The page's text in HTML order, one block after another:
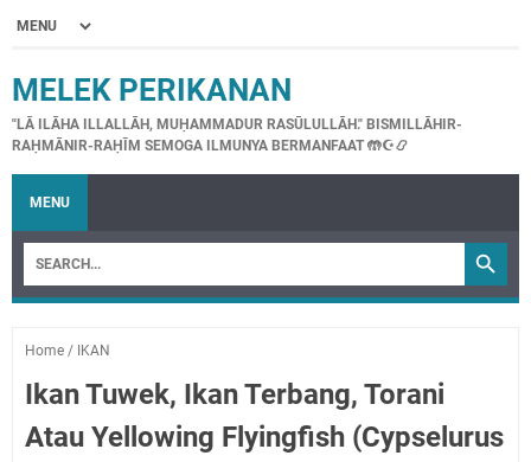
MELEK PERIKANAN
"LĀ ILĀHA ILLALLĀH, MUḤAMMADUR RASŪLULLĀH." BISMILLĀHIR-
RAḤMĀNIR-RAḤĪM SEMOGA ILMUNYA BERMANFAAT 🤲☪📿
MENU
Home / IKAN
Ikan Tuwek, Ikan Terbang, Torani
Atau Yellowing Flyingfish (Cypselurus